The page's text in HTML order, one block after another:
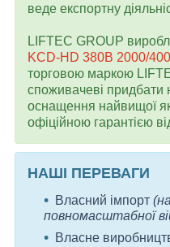
веде експортну
LIFTEC GROUP
KCD-HD 380В 2000/
торговою маркою
споживачеві придбати
оснащення найвищої
офіційною гарантією
НАШІ ПЕРЕВАГИ
Власний імпорт
повномасштабної
Власне